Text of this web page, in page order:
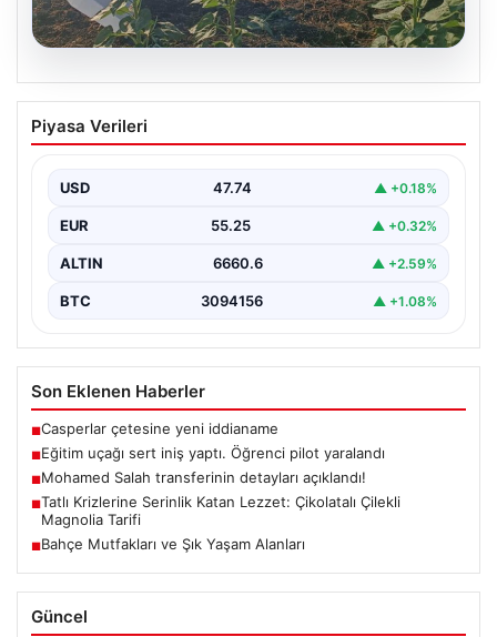
06.08.2026
Eğitim uçağı sert iniş yaptı. Öğrenci
pilot yaralandı
Piyasa Verileri
USD 47.74 ▲ +0.18%
EUR 55.25 ▲ +0.32%
ALTIN 6660.6 ▲ +2.59%
BTC 3094156 ▲ +1.08%
Son Eklenen Haberler
■Casperlar çetesine yeni iddianame
■Eğitim uçağı sert iniş yaptı. Öğrenci pilot yaralandı
■Mohamed Salah transferinin detayları açıklandı!
■Tatlı Krizlerine Serinlik Katan Lezzet: Çikolatalı Çilekli
Magnolia Tarifi
■Bahçe Mutfakları ve Şık Yaşam Alanları
Güncel